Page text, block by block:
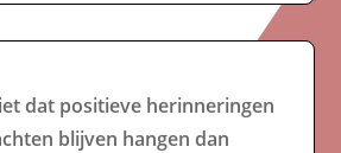
dat positieve herinneringen
blijven hangen dan